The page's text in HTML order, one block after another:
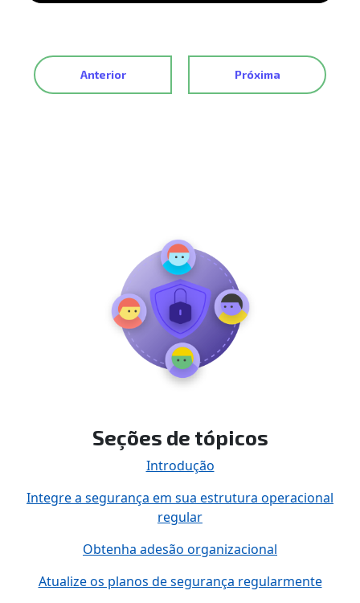
Seções de tópicos
Introdução
Integre a segurança em sua estrutura operacional
regular
Obtenha adesão organizacional
Atualize os planos de segurança regularmente
Anterior Próxima